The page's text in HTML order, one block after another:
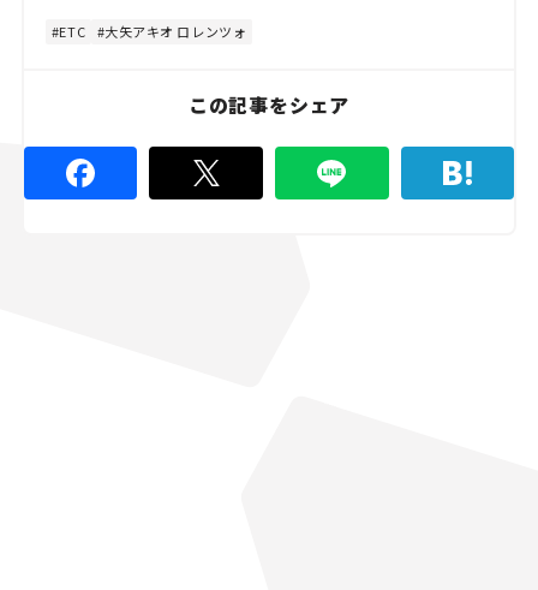
%
ETC 大矢アキオ ロレンツォ
この記事をシェア